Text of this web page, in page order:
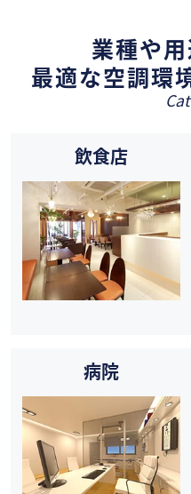
業種や
最適な空調環
飲食店
病院